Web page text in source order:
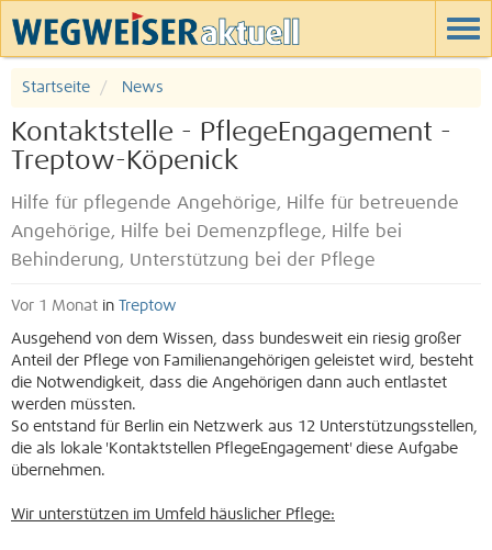
Startseite News
Kontaktstelle - PflegeEngagement -
Treptow-Köpenick
Hilfe für pflegende Angehörige, Hilfe für betreuende
Angehörige, Hilfe bei Demenzpflege, Hilfe bei
Behinderung, Unterstützung bei der Pflege
Vor 1 Monat in Treptow
Ausgehend von dem Wissen, dass bundesweit ein riesig großer
Anteil der Pflege von Familienangehörigen geleistet wird, besteht
die Notwendigkeit, dass die Angehörigen dann auch entlastet
werden müssten.
So entstand für Berlin ein Netzwerk aus 12 Unterstützungsstellen,
die als lokale 'Kontaktstellen PflegeEngagement' diese Aufgabe
übernehmen.
Wir unterstützen im Umfeld häuslicher Pflege: